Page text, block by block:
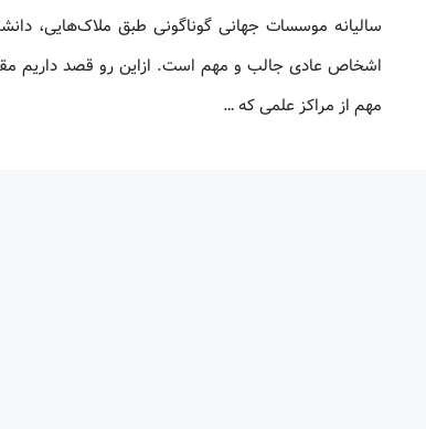
سالیانه موسسات جهانی گوناگونی طبق ملاک‌هایی،
اشخاص عادی جالب و مهم است. ازاین رو قصد داریم
مهم از مراکز علمی که …